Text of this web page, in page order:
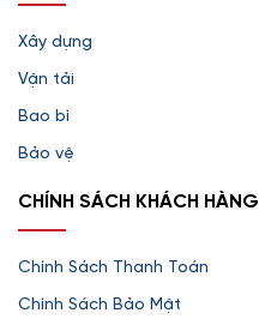
Xây dựng
Vận tải
Bao bì
Bảo vệ
CHÍNH SÁCH KHÁCH HÀNG
Chính Sách Thanh Toán
Chính Sách Bảo Mật